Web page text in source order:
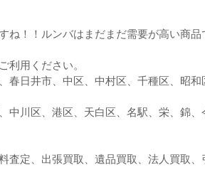
ね！！ルンバはまだまだ需要が高い商
利用ください。
春日井市、中区、中村区、千種区、昭和
中川区、港区、天白区、名駅、栄、錦、
査定、出張買取、遺品買取、法人買取、